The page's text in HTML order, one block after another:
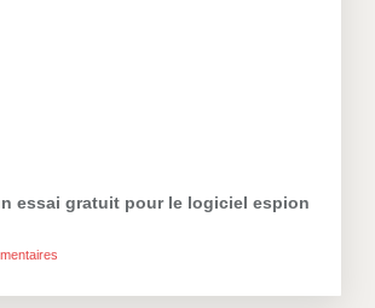
essai gratuit pour le logiciel espion